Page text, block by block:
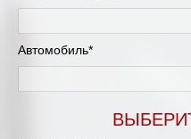
Автомобиль*